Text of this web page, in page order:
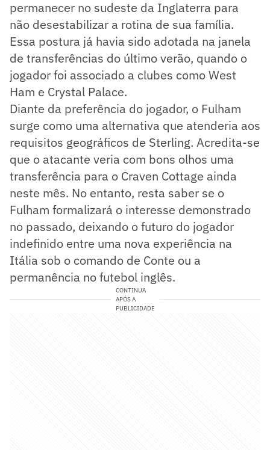
permanecer no sudeste da Inglaterra para
não desestabilizar a rotina de sua família.
Essa postura já havia sido adotada na janela
de transferências do último verão, quando o
jogador foi associado a clubes como West
Ham e Crystal Palace.
Diante da preferência do jogador, o Fulham
surge como uma alternativa que atenderia aos
requisitos geográficos de Sterling. Acredita-se
que o atacante veria com bons olhos uma
transferência para o Craven Cottage ainda
neste mês. No entanto, resta saber se o
Fulham formalizará o interesse demonstrado
no passado, deixando o futuro do jogador
indefinido entre uma nova experiência na
Itália sob o comando de Conte ou a
permanência no futebol inglês.
CONTINUA
APÓS A
PUBLICIDADE